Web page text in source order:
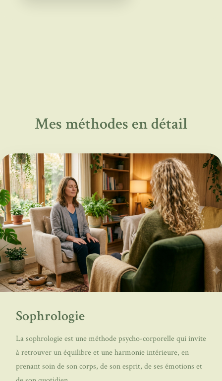
Mes méthodes en détail
Sophrologie
La sophrologie est une méthode psycho-corporelle qui invite
à retrouver un équilibre et une harmonie intérieure, en
prenant soin de son corps, de son esprit, de ses émotions et